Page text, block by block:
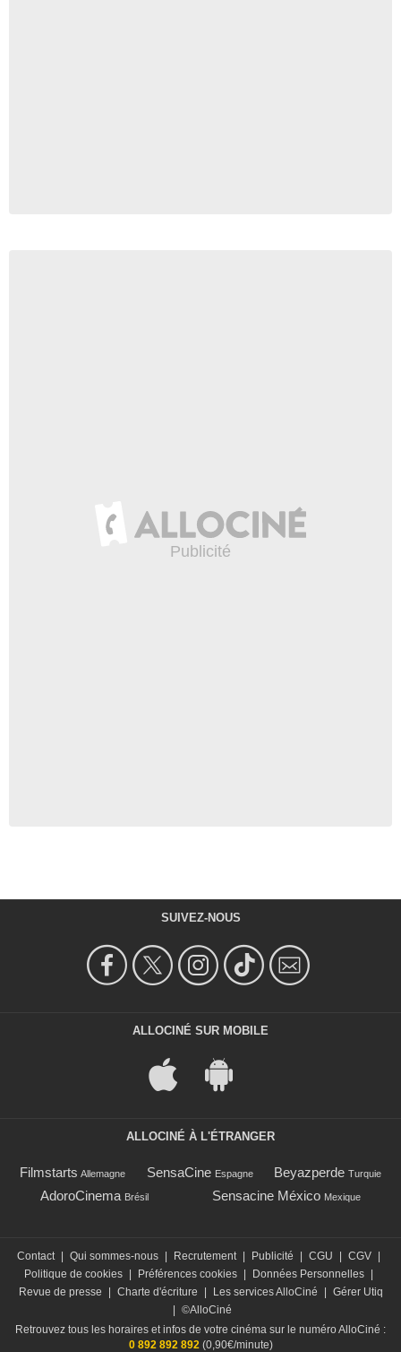
SUIVEZ-NOUS
ALLOCINÉ SUR MOBILE
ALLOCINÉ À L'ÉTRANGER
Filmstarts Allemagne SensaCine Espagne Beyazperde Turquie
AdoroCinema Brésil Sensacine México Mexique
Contact | Qui sommes-nous | Recrutement | Publicité | CGU | CGV |
Politique de cookies | Préférences cookies | Données Personnelles |
Revue de presse
| Charte d'écriture | Les services AlloCiné | Gérer Utiq
| ©AlloCiné
Retrouvez tous les horaires et infos de votre cinéma sur le numéro AlloCiné :
0 892 892 892(0,90€/minute)